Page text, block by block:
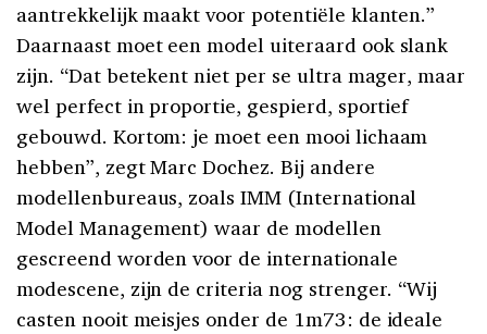
aantrekkelijk maakt voor potentiële klanten.”
Daarnaast moet een model uiteraard ook slank
zijn. “Dat betekent niet per se ultra mager, maar
wel perfect in proportie, gespierd, sportief
gebouwd. Kortom: je moet een mooi lichaam
hebben”, zegt Marc Dochez. Bij andere
modellenbureaus, zoals IMM (International
Model Management) waar de modellen
gescreend worden voor de internationale
modescene, zijn de criteria nog strenger. “Wij
casten nooit meisjes onder de 1m73: de ideale